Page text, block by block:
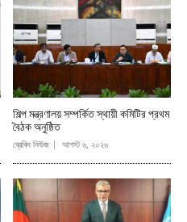
শিল্প মন্ত্রণালয় সম্পর্কিত স্থায়ী কমিটির প্রথম
বৈঠক অনুষ্ঠিত
ব্রেকিং নিউজ আগস্ট ৬, ২০২৬